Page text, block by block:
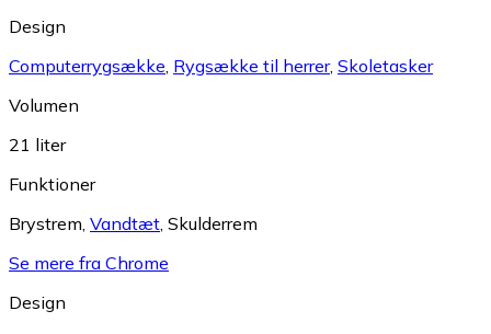
Design
Computerrygsække, Rygsække til herrer, Skoletasker
Volumen
21 liter
Funktioner
Brystrem, Vandtæt, Skulderrem
Se mere fra Chrome
Design